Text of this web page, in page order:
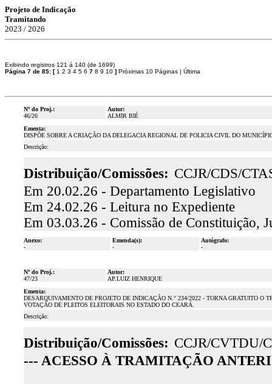
Projeto de Indicação
Tramitando
2023 / 2026
Exibindo registros 121 á 140 (de 1699)
Página 7 de 85: [ 1 2 3 4 5 6 7 8 9 10 ] Próximas 10 Páginas | Última
Nº do Proj.:
46/26
Autor:
ALMIR BIÉ
Ementa:
DISPÕE SOBRE A CRIAÇÃO DA DELEGACIA REGIONAL DE POLICIA CIVIL DO
Descrição:
Distribuição/Comissões: CCJR/CDS/
Em 20.02.26 - Departamento Legislativo
Em 24.02.26 - Leitura no Expediente
Em 03.03.26 - Comissão de Constituição,
Anexo:
-
Emenda(s):
-
Autógrafo:
-
Nº do Proj.:
47/23
Autor:
AP.LUIZ HENRIQUE
Ementa:
DESARQUIVAMENTO DE PROJETO DE INDICAÇÃO N.° 234/2022 - TORNA GRATUITO
VOTAÇÃO DE PLEITOS ELEITORAIS NO ESTADO DO CEARÁ.
Descrição:
Distribuição/Comissões: CCJR/CVTDU/
--- ACESSO À TRAMITAÇÃO